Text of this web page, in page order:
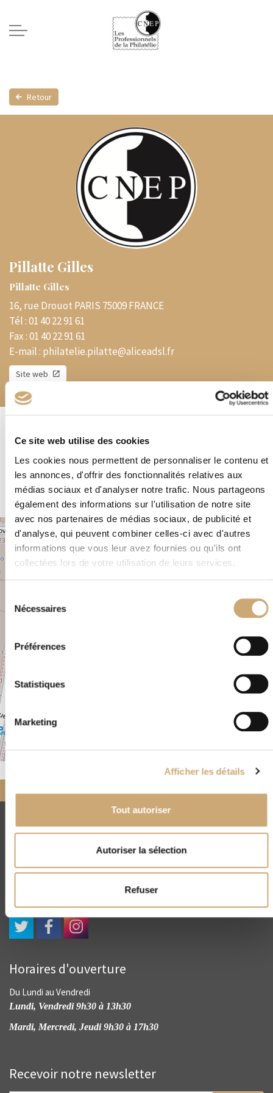
Ce site web utilise des cookies
Les cookies nous permettent de personnaliser le contenu et
les annonces, d'offrir des fonctionnalités relatives aux
médias sociaux et d'analyser notre trafic. Nous partageons
également des informations sur l'utilisation de notre site
avec nos partenaires de médias sociaux, de publicité et
d'analyse, qui peuvent combiner celles-ci avec d'autres
informations que vous leur avez fournies ou qu'ils ont
collectées lors de votre utilisation de leurs services.
Nécessaires
Préférences
Statistiques
Marketing
Afficher les détails
Tout autoriser
Autoriser la sélection
Refuser
Retour
Pillatte Gilles
Pillatte Gilles
16, rue Drouot PARIS 75009 FRANCE
Tél :01 40 22 91 61
Fax :01 40 22 91 61
E-mail : philatelie.pilatte@aliceadsl.fr
Site web
Spécialités
Magasin – Thématiques – France et Etranger – DOM-TOM Colonies
Achat – Vente – Ventes à Prix Nets en ligne
+
−
CNEP
4, rue Drouot - 75009 Paris
Horaires d'ouverture
Du Lundi au Vendredi
Lundi, Vendredi 9h30 à 13h30
Mardi, Mercredi, Jeudi 9h30 à 17h30
Recevoir notre newsletter